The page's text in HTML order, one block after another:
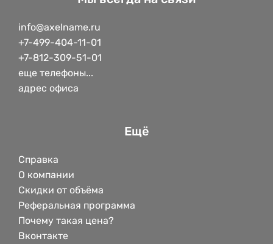
info@axelname.ru
+7-499-404-11-01
+7-812-309-51-01
еще телефоны...
адрес офиса
Ещё
Справка
О компании
Скидки от объёма
Реферальная программа
Почему такая цена?
Вконтакте